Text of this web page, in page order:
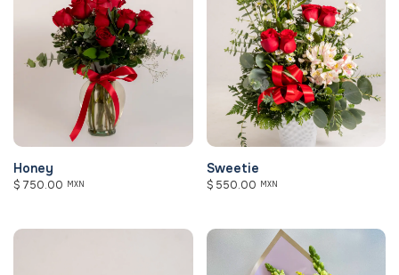
Honey
$ 750.00 MXN
Sweetie
$ 550.00 MXN